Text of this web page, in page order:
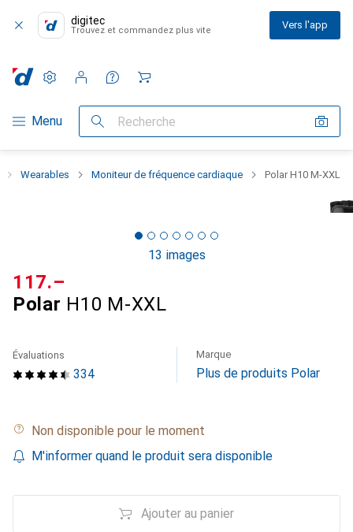
digitec
Trouvez et commandez plus vite Vers l'app
Navigation par catégorie
Menu Recherche
Paramètres
Compte client
Listes de comparaison
Listes d'envies
Panier
Wearables Moniteur de fréquence cardiaque Polar H10 M-XXL
13 images
Polar H10 M-XXL
CHF
117.–
334
Évaluations Marque
Plus de produits Polar
Non disponible pour le moment
M'informer quand le produit sera disponible
Ajouter au panier